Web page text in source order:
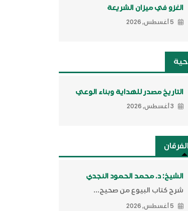
الغزو في ميزان الشريعة
5 أغسطس, 2026
التاريخ مصدر للهداية وبناء الوعي
3 أغسطس, 2026
الشيخ: د. محمد الحمود النجدي
شرح كتاب البيوع من صحيح...
5 أغسطس, 2026